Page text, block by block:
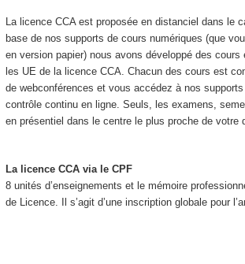
La licence CCA est proposée en distanciel dans le
base de nos supports de cours numériques (que
en version papier) nous avons développé des cours
les UE de la licence CCA. Chacun des cours est
de webconférences et vous accédez à nos
contrôle continu en ligne. Seuls, les examens,
en présentiel dans le centre le plus proche de votre
La licence CCA via le CPF
8 unités d’enseignements et le mémoire
de Licence. Il s’agit d’une inscription globale pour